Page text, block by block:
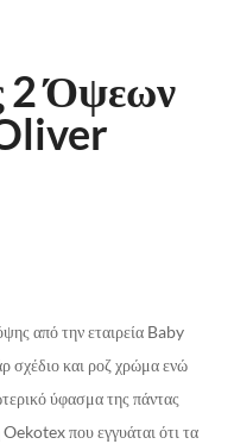
2 Όψεων
από την εταιρεία Baby
σχέδιο και ροζ χρώμα ενώ
ύφασμα της πάντας
που εγγυάται ότι τα